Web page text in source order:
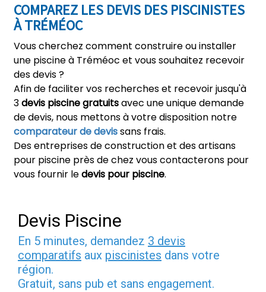
COMPAREZ LES DEVIS DES PISCINISTES
À TRÉMÉOC
Vous cherchez comment construire ou installer
une piscine à Tréméoc et vous souhaitez recevoir
des devis ?
Afin de faciliter vos recherches et recevoir jusqu'à
3devis piscine gratuitsavec une unique demande
de devis, nous mettons à votre disposition notre
comparateur de devissans frais.
Des entreprises de construction et des artisans
pour piscine près de chez vous contacterons pour
vous fournir ledevis pour piscine.
Devis Piscine
En 5 minutes, demandez 3 devis
comparatifs aux piscinistes dans votre
région.
Gratuit, sans pub et sans engagement.